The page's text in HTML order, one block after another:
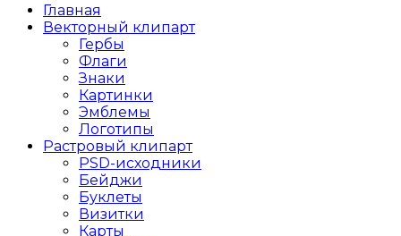
Главная
Векторный клипарт
Гербы
Флаги
Знаки
Картинки
Эмблемы
Логотипы
Растровый клипарт
PSD-исходники
Бейджи
Буклеты
Визитки
Карты